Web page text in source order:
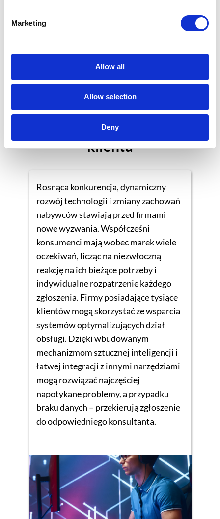
Marketing
Allow all
Allow selection
Deny
Nowa jakość obsługi
klienta
Rosnąca konkurencja, dynamiczny
rozwój technologii i zmiany zachowań
nabywców stawiają przed firmami
nowe wyzwania. Współcześni
konsumenci mają wobec marek wiele
oczekiwań, licząc na niezwłoczną
reakcję na ich bieżące potrzeby i
indywidualne rozpatrzenie każdego
zgłoszenia. Firmy posiadające tysiące
klientów mogą skorzystać ze wsparcia
systemów optymalizujących dział
obsługi. Dzięki wbudowanym
mechanizmom sztucznej inteligencji i
łatwej integracji z innymi narzędziami
mogą rozwiązać najczęściej
napotykane problemy, a przypadku
braku danych – przekierują zgłoszenie
do odpowiedniego konsultanta.